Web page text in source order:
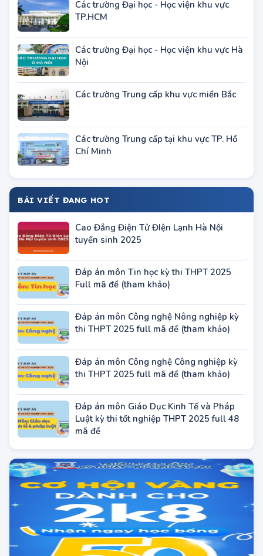
Các trường Đại học - Học viện khu vực
Các trường Đại học - Học viện khu vực Hà
Các trường Trung cấp tại khu vực TP. Hồ
BÀI VIẾT ĐANG HOT
Cao Đẳng Điện Tử ĐIện Lạnh Hà Nội
Đáp án môn Tin học kỳ thi THPT 2025
Đáp án môn Công nghệ Nông nghiệp kỳ
Đáp án môn Công nghệ Công nghiệp kỳ
Đáp án môn Giáo Dục Kinh Tế và Pháp
Luật kỳ thi tốt nghiệp THPT 2025 full 48
mã đề